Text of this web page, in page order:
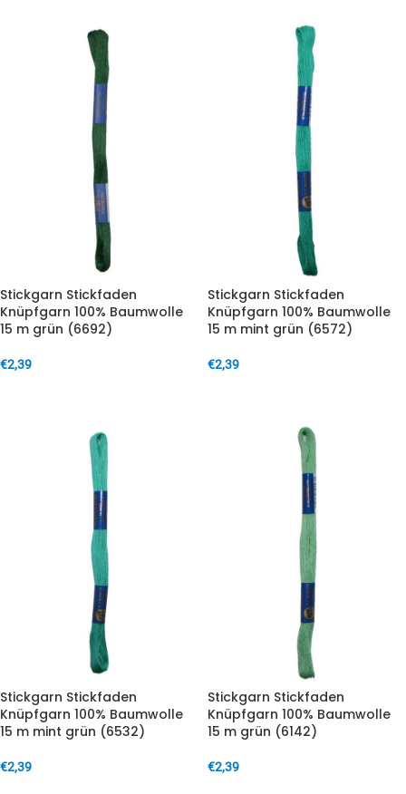
Stickgarn Stickfaden
Knüpfgarn 100% Baumwolle
15 m grün (6692)
€2,39
Stickgarn Stickfaden
Knüpfgarn 100% Baumwolle
15 m mint grün (6572)
€2,39
Stickgarn Stickfaden
Knüpfgarn 100% Baumwolle
15 m mint grün (6532)
€2,39
Stickgarn Stickfaden
Knüpfgarn 100% Baumwolle
15 m grün (6142)
€2,39